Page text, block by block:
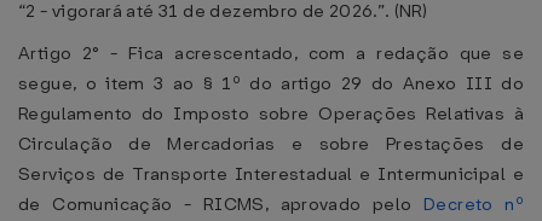
“2 - vigorará até 31 de dezembro de 2026.”. (NR)
Artigo 2° - Fica acrescentado, com a redação que se
segue, o item 3 ao § 1º do artigo 29 do Anexo III do
Regulamento do Imposto sobre Operações Relativas à
Circulação de Mercadorias e sobre Prestações de
Serviços de Transporte Interestadual e Intermunicipal e
de Comunicação - RICMS, aprovado pelo Decreto nº